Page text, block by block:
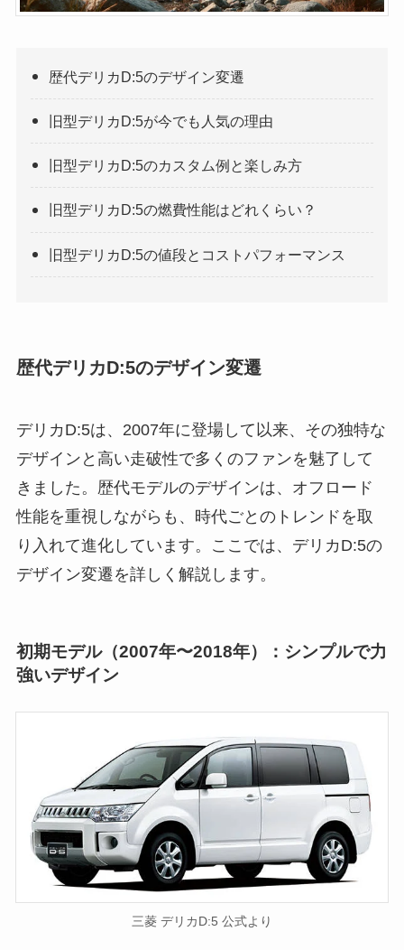
歴代デリカD:5のデザイン変遷
旧型デリカD:5が今でも人気の理由
旧型デリカD:5のカスタム例と楽しみ方
旧型デリカD:5の燃費性能はどれくらい？
旧型デリカD:5の値段とコストパフォーマンス
歴代デリカD:5のデザイン変遷
デリカD:5は、2007年に登場して以来、その独特な
デザインと高い走破性で多くのファンを魅了して
きました。歴代モデルのデザインは、オフロード
性能を重視しながらも、時代ごとのトレンドを取
り入れて進化しています。ここでは、デリカD:5の
デザイン変遷を詳しく解説します。
初期モデル（2007年〜2018年）：シンプルで力
強いデザイン
三菱 デリカD:5 公式より